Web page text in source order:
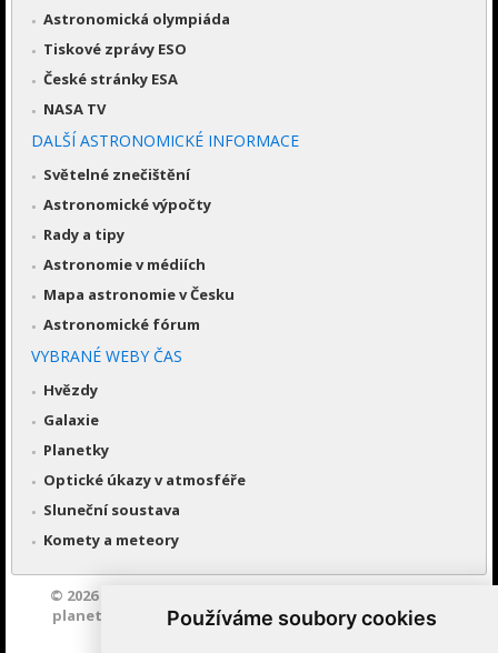
Používáme soubory cookies
Astronomická olympiáda
Tiskové zprávy ESO
České stránky ESA
NASA TV
DALŠÍ ASTRONOMICKÉ INFORMACE
Světelné znečištění
Astronomické výpočty
Rady a tipy
Astronomie v médiích
Mapa astronomie v Česku
Astronomické fórum
VYBRANÉ WEBY ČAS
Hvězdy
Galaxie
Planetky
Optické úkazy v atmosféře
Sluneční soustava
Komety a meteory
© 2026
planetárium Brno spolupracuje se serverem Astro.cz